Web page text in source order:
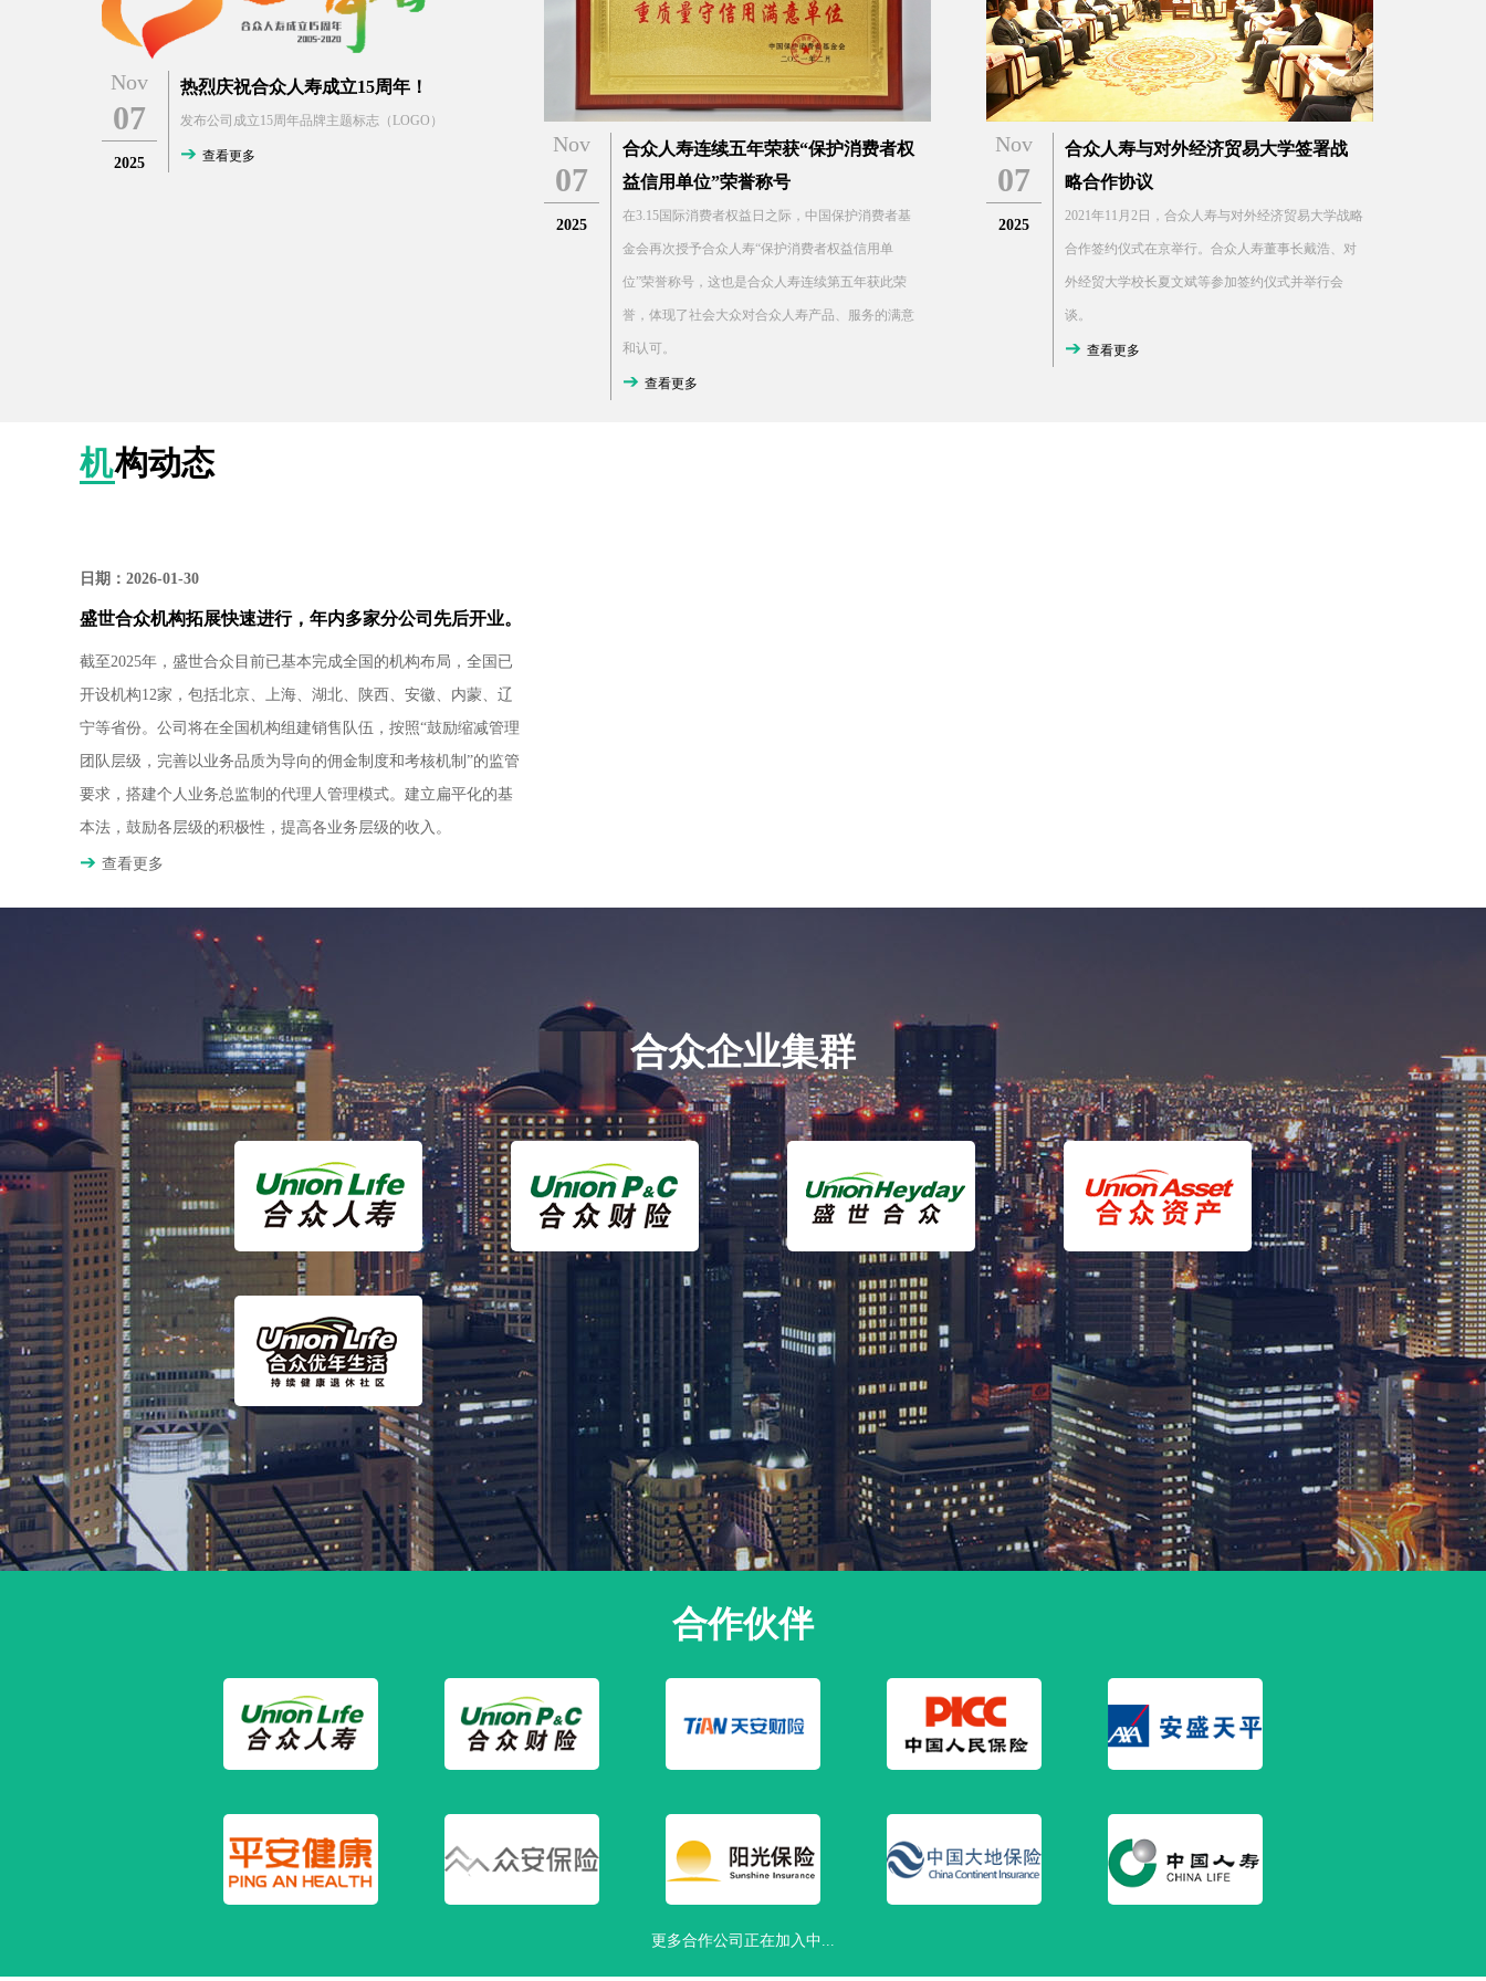
Nov
07
2025
热烈庆祝合众人寿成立15周年！
发布公司成立15周年品牌主题标志（LOGO）
查看更多 Nov
07
2025
合众人寿连续五年荣获“保护消费者权
益信用单位”荣誉称号
在3.15国际消费者权益日之际，中国保护消费者基
金会再次授予合众人寿“保护消费者权益信用单
位”荣誉称号，这也是合众人寿连续第五年获此荣
誉，体现了社会大众对合众人寿产品、服务的满意
和认可。
查看更多
Nov
07
2025
合众人寿与对外经济贸易大学签署战
略合作协议
2021年11月2日，合众人寿与对外经济贸易大学战略
合作签约仪式在京举行。合众人寿董事长戴浩、对
外经贸大学校长夏文斌等参加签约仪式并举行会
谈。
查看更多
机构动态
日期：2026-01-30
盛世合众机构拓展快速进行，年内多家分公司先后开业。
截至2025年，盛世合众目前已基本完成全国的机构布局，全国已
开设机构12家，包括北京、上海、湖北、陕西、安徽、内蒙、辽
宁等省份。公司将在全国机构组建销售队伍，按照“鼓励缩减管理
团队层级，完善以业务品质为导向的佣金制度和考核机制”的监管
要求，搭建个人业务总监制的代理人管理模式。建立扁平化的基
本法，鼓励各层级的积极性，提高各业务层级的收入。
查看更多
合众企业集群
合作伙伴
更多合作公司正在加入中...